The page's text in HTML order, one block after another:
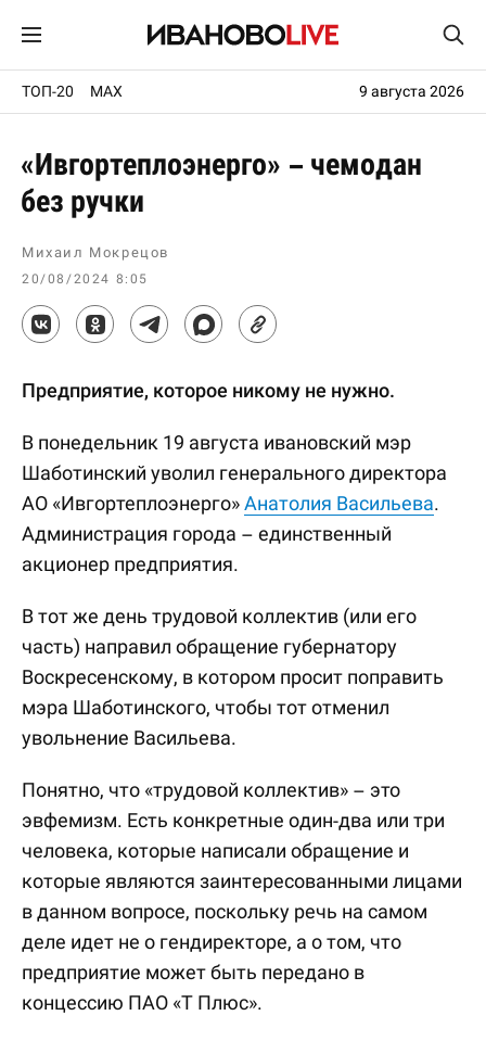
ТОП-20 MAX 9 августа 2026
«Ивгортеплоэнерго» – чемодан
без ручки
Михаил Мокрецов
20/08/2024 8:05
Предприятие, которое никому не нужно.
В понедельник 19 августа ивановский мэр
Шаботинский уволил генерального директора
АО «Ивгортеплоэнерго»Анатолия Васильева.
Администрация города – единственный
акционер предприятия.
В тот же день трудовой коллектив (или его
часть) направил обращение губернатору
Воскресенскому, в котором просит поправить
мэра Шаботинского, чтобы тот отменил
увольнение Васильева.
Понятно, что «трудовой коллектив» – это
эвфемизм. Есть конкретные один-два или три
человека, которые написали обращение и
которые являются заинтересованными лицами
в данном вопросе, поскольку речь на самом
деле идет не о гендиректоре, а о том, что
предприятие может быть передано в
концессию ПАО «Т Плюс».